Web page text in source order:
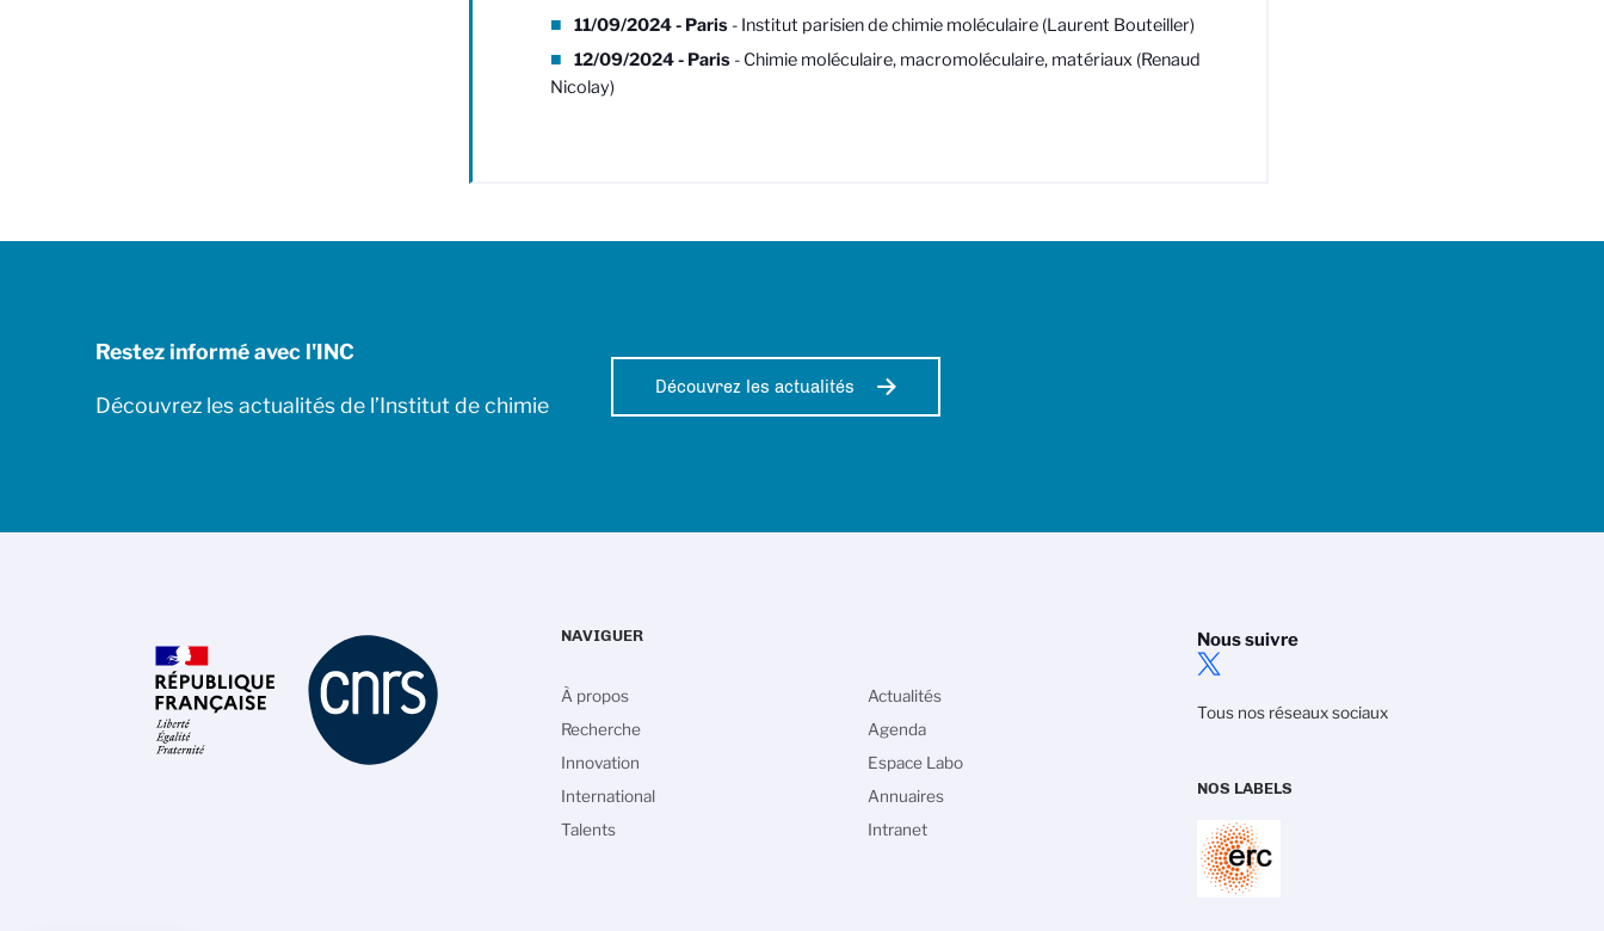
11/09/2024 - Paris- Institut parisien de chimie moléculaire (Laurent Bouteiller)
12/09/2024 - Paris- Chimie moléculaire, macromoléculaire, matériaux (Renaud
Nicolay)
Restez informé avec l'INC
Découvrez les actualités de l’Institut de chimie
Découvrez les actualités
Nous suivre
Tous nos réseaux sociaux
NOS LABELS
NAVIGUER
À propos
Recherche
Innovation
International
Talents
Actualités
Agenda
Espace Labo
Annuaires
Intranet